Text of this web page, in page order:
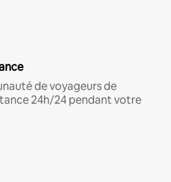
de voyageurs de
24h/24 pendant votre